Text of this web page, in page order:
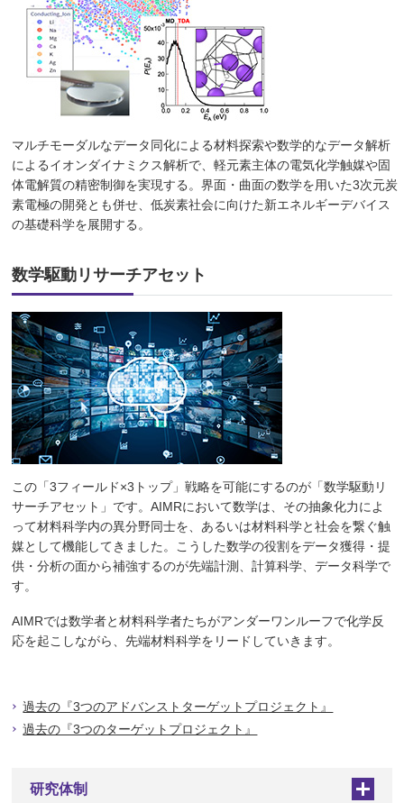
マルチモーダルなデータ同化による材料探索や数学的なデータ解析
によるイオンダイナミクス解析で、軽元素主体の電気化学触媒や固
体電解質の精密制御を実現する。界面・曲面の数学を用いた3次元炭
素電極の開発とも併せ、低炭素社会に向けた新エネルギーデバイス
の基礎科学を展開する。
数学駆動リサーチアセット
この「3フィールド×3トップ」戦略を可能にするのが「数学駆動リ
サーチアセット」です。AIMRにおいて数学は、その抽象化力によ
って材料科学内の異分野同士を、あるいは材料科学と社会を繋ぐ触
媒として機能してきました。こうした数学の役割をデータ獲得・提
供・分析の面から補強するのが先端計測、計算科学、データ科学で
す。
AIMRでは数学者と材料科学者たちがアンダーワンルーフで化学反
応を起こしながら、先端材料科学をリードしていきます。
過去の『3つのアドバンストターゲットプロジェクト』
過去の『3つのターゲットプロジェクト』
研究体制 +